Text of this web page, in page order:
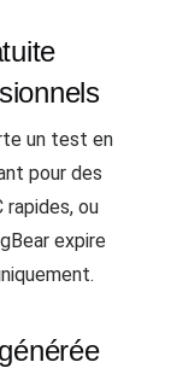
un test en
pour des
rapides, ou
expire